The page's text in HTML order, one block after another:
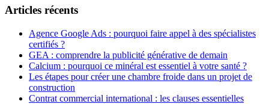
Articles récents
Agence Google Ads : pourquoi faire appel à des spécialistes
certifiés ?
GEA : comprendre la publicité générative de demain
Calcium : pourquoi ce minéral est essentiel à votre santé ?
Les étapes pour créer une chambre froide dans un projet de
construction
Contrat commercial international : les clauses essentielles